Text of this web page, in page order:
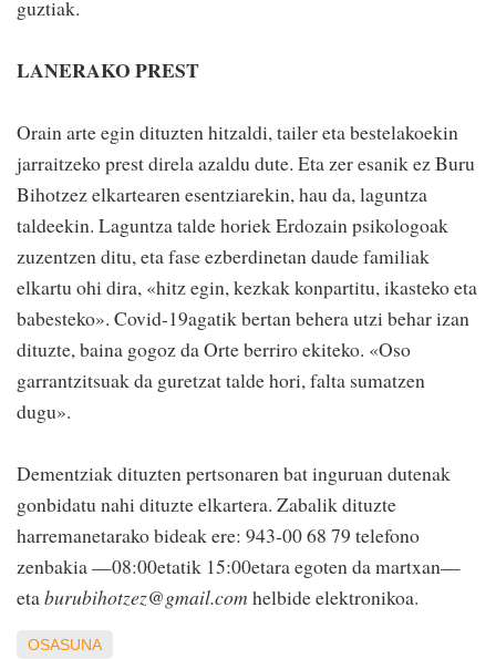
guztiak.
LANERAKO PREST
Orain arte egin dituzten hitzaldi, tailer eta bestelakoekin
jarraitzeko prest direla azaldu dute. Eta zer esanik ez Buru
Bihotzez elkartearen esentziarekin, hau da, laguntza
taldeekin. Laguntza talde horiek Erdozain psikologoak
zuzentzen ditu, eta fase ezberdinetan daude familiak
elkartu ohi dira, «hitz egin, kezkak konpartitu, ikasteko eta
babesteko». Covid-19agatik bertan behera utzi behar izan
dituzte, baina gogoz da Orte berriro ekiteko. «Oso
garrantzitsuak da guretzat talde hori, falta sumatzen
dugu».
Dementziak dituzten pertsonaren bat inguruan dutenak
gonbidatu nahi dituzte elkartera. Zabalik dituzte
harremanetarako bideak ere: 943-00 68 79 telefono
zenbakia —08:00etatik 15:00etara egoten da martxan—
etaburubihotzez@gmail.com helbide elektronikoa.
OSASUNA